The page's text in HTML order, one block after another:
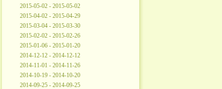
2015-05-02 - 2015-05-02
2015-04-02 - 2015-04-29
2015-03-04 - 2015-03-30
2015-02-02 - 2015-02-26
2015-01-06 - 2015-01-20
2014-12-12 - 2014-12-12
2014-11-01 - 2014-11-26
2014-10-19 - 2014-10-20
2014-09-25 - 2014-09-25